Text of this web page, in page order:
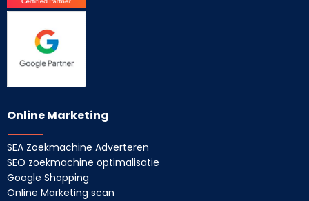
Online Marketing
SEA Zoekmachine Adverteren
SEO zoekmachine optimalisatie
Google Shopping
Online Marketing scan